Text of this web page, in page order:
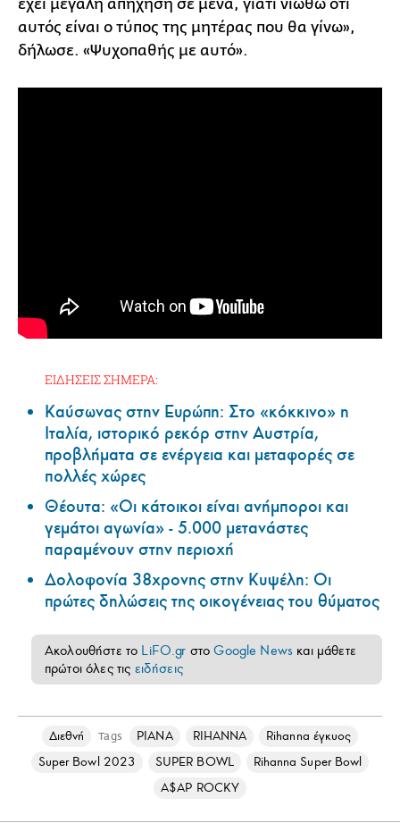
έχει μεγάλη απήχηση σε μένα, γιατί νιώθω ότι
αυτός είναι ο τύπος της μητέρας που θα γίνω»,
δήλωσε. «Ψυχοπαθής με αυτό».
ΕΙΔΗΣΕΙΣ ΣΗΜΕΡΑ:
Καύσωνας στην Ευρώπη: Στο «κόκκινο» η
Ιταλία, ιστορικό ρεκόρ στην Αυστρία,
προβλήματα σε ενέργεια και μεταφορές σε
πολλές χώρες
Θέουτα: «Οι κάτοικοι είναι ανήμποροι και
γεμάτοι αγωνία» - 5.000 μετανάστες
παραμένουν στην περιοχή
Δολοφονία 38χρονης στην Κυψέλη: Οι
πρώτες δηλώσεις της οικογένειας του θύματος
Ακολουθήστε το LiFO.gr στοGoogle News και μάθετε
πρώτοι όλες τις ειδήσεις
Διεθνή Tags ΡΙΑΝΑ RIHANNA
Rihanna έγκυος
Super Bowl 2023
SUPER BOWL
Rihanna Super Bowl
A$AP ROCKY